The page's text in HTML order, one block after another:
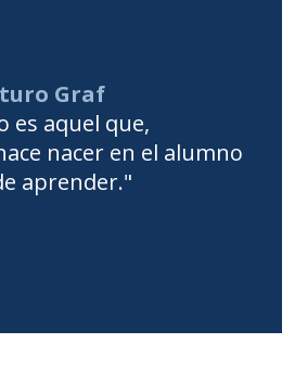
Graf
es aquel que,
nacer en el alumno
aprender."